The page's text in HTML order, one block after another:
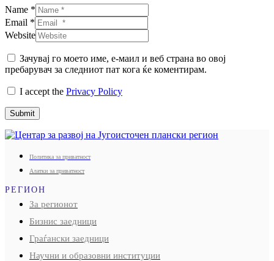
Name *
Email *
Website
Зачувај го моето име, е-маил и веб страна во овој
пребарувач за следниот пат кога ќе коментирам.
I accept the Privacy Policy
Submit
Политика за приватност
Алатки за приватност
РЕГИОН
За регионот
Бизнис заедници
Граѓански заедници
Научни и образовни институции